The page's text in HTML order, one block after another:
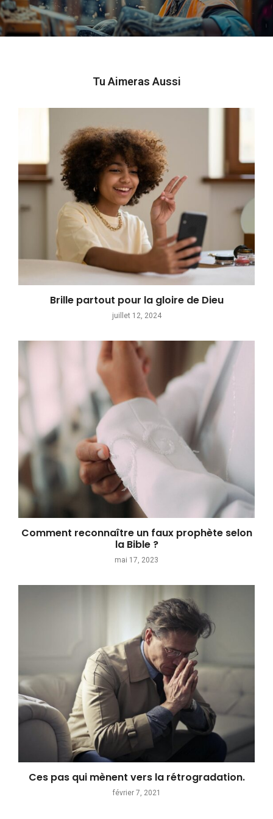
Tu Aimeras Aussi
Brille partout pour la gloire de Dieu
juillet 12, 2024
Comment reconnaître un faux prophète selon
la Bible ?
mai 17, 2023
Ces pas qui mènent vers la rétrogradation.
février 7, 2021